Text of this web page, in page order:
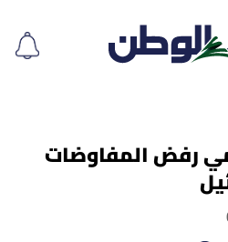
رفض المفاوضات